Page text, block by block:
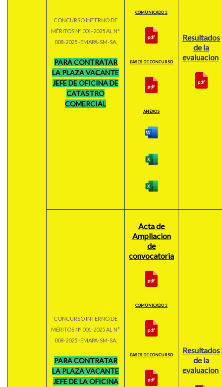
CONCURSO INTERNO DE
MÉRITOS Nº 001-2025 AL N°
008-2025 -EMAPA-SM-SA.
PARA CONTRATAR
LA PLAZA VACANTE
JEFE DE OFICINA DE
CATASTRO
COMERCIAL
COMUNICADO2
BASES DE CONCURSO
ANEXOS
Resultados
de la
evaluacion
CONCURSO INTERNO DE
MÉRITOS Nº 001-2025 AL N°
008-2025 -EMAPA-SM-SA.
PARA CONTRATAR
LA PLAZA VACANTE
JEFE DE LA OFICINA
Acta de
Ampliacion
de
convocatoria
COMUNICADO2
BASES DE CONCURSO
Resultados
de la
evaluacion